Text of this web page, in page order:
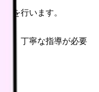
を行います。
は、丁寧な指導が必要